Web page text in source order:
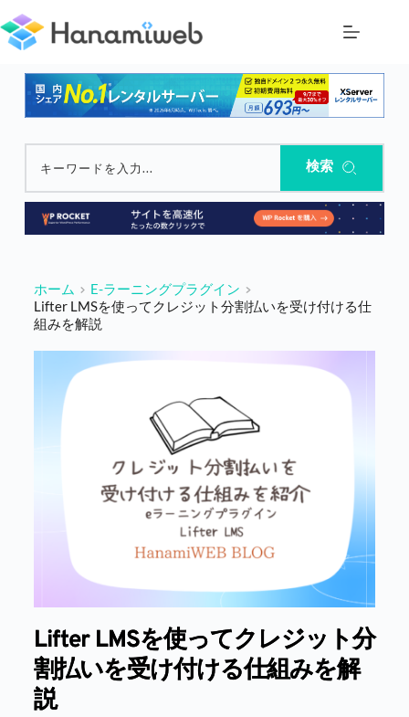
ン
テ
キーワードを入力... 検索
ホーム
E-ラーニングプラグイン
Lifter LMSを使ってクレジット分割払いを受け付ける仕
組みを解説
Lifter LMSを使ってクレジット分
割払いを受け付ける仕組みを解
説